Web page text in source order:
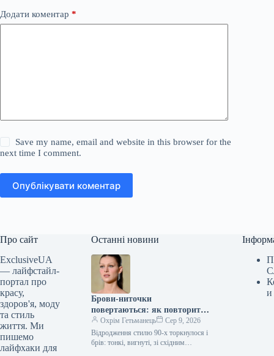
Додати коментар *
Save my name, email and website in this browser for the
next time I comment.
Опублікувати коментар
Про сайт
ExclusiveUA
— лайфстайл-
портал про
красу,
здоров'я, моду
та стиль
життя. Ми
пишемо
лайфхаки для
Останні новини
Брови-ниточки
повертаються: як повторити
найгарячіший б’юті-тренд
сезону
Охрім Гетьманець
Сер 9, 2026
Відродження стилю 90-х торкнулося і
брів: тонкі, вигнуті, зі східним
и